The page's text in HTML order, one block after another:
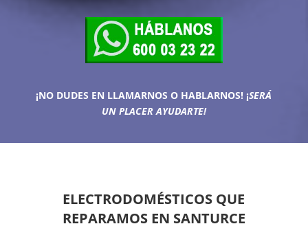
¡NO DUDES EN LLAMARNOS O HABLARNOS! ¡SERÁ
UN PLACER AYUDARTE!
ELECTRODOMÉSTICOS QUE
REPARAMOS EN SANTURCE